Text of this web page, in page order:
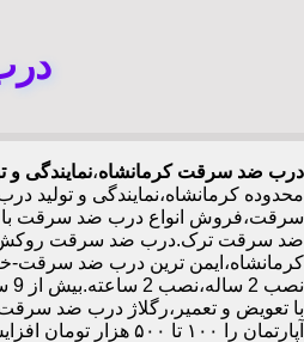
درب ضد سرقت کرمانشاه،نمایندگی
محدوده کرمانشاه،نمایندگی و
سرقت،فروش انواع درب ضد سرقت با
ضد سرقت ترک.درب ضد سرقت روکش
با تعویض و تعمیر،رگلاژ درب ضد
آپارتمان را ۱۰۰ تا ۵۰۰ هزار تومان افزایش دهد،درب ضد سرقت چینی در کرمانشاه،